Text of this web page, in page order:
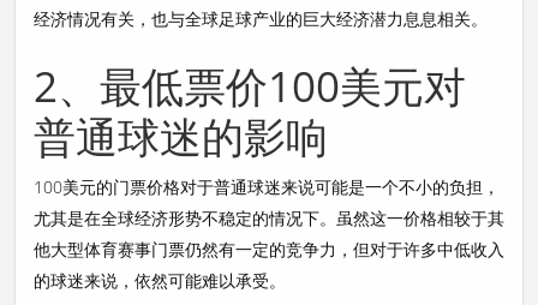
经济情况有关，也与全球足球产业的巨大经济潜力息息相关。
2、最低票价100美元对
普通球迷的影响
100美元的门票价格对于普通球迷来说可能是一个不小的负担，
尤其是在全球经济形势不稳定的情况下。虽然这一价格相较于其
他大型体育赛事门票仍然有一定的竞争力，但对于许多中低收入
的球迷来说，依然可能难以承受。